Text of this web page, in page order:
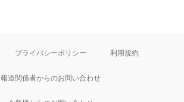
プライバシーポリシー 利用規約
報道関係者からのお問い合わせ